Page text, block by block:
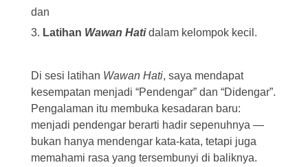
dan
Latihan Wawan Hatidalam kelompok kecil.
Di sesi latihan Wawan Hati, saya mendapat
kesempatan menjadi “Pendengar” dan “Didengar”.
Pengalaman itu membuka kesadaran baru:
menjadi pendengar berarti hadir sepenuhnya —
bukan hanya mendengar kata-kata, tetapi juga
memahami rasa yang tersembunyi di baliknya.